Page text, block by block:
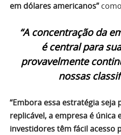
em dólares americanos”
“A concentração da
é central para
provavelmente
nossas
“Embora essa estratégia seja
replicável, a empresa é única
investidores têm fácil acesso